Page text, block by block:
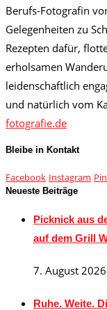
Berufs-Fotografin
Gelegenheiten zu
Rezepten dafür,
erholsamen
leidenschaftlich
und natürlich vom
fotografie.de
Bleibe in Kontakt
Facebook Instagram
Neueste Beiträge
Picknick aus
auf dem Grill
7. August 2026
Ruhe. Weite.